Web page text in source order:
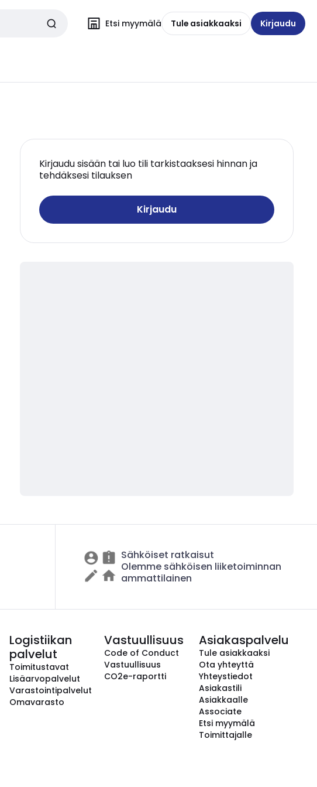
Etsi myymälä Tule asiakkaaksi Kirjaudu
Kirjaudu sisään tai luo tili tarkistaaksesi hinnan ja
tehdäksesi tilauksen
Kirjaudu
Sähköiset ratkaisut
Olemme sähköisen liiketoiminnan
ammattilainen
Logistiikan
palvelut
Toimitustavat
Lisäarvopalvelut
Varastointipalvelut
Omavarasto
Vastuullisuus
Code of Conduct
Vastuullisuus
CO2e-raportti
Asiakaspalvelu
Tule asiakkaaksi
Ota yhteyttä
Yhteystiedot
Asiakastili
Asiakkaalle
Associate
Etsi myymälä
Toimittajalle